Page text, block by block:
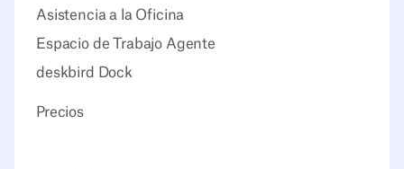
Asistencia a la Oficina
Espacio de Trabajo Agente
deskbird Dock
Precios